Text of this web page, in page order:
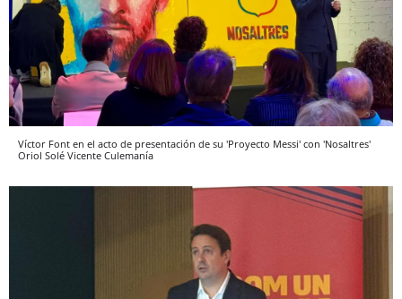
Víctor Font en el acto de presentación de su 'Proyecto Messi' con 'Nosaltres'
Oriol Solé Vicente Culemanía